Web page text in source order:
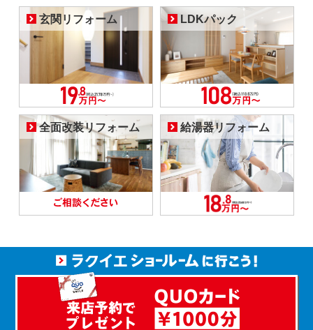
玄関リフォーム LDKパック
全面改装リフォーム 給湯器リフォーム